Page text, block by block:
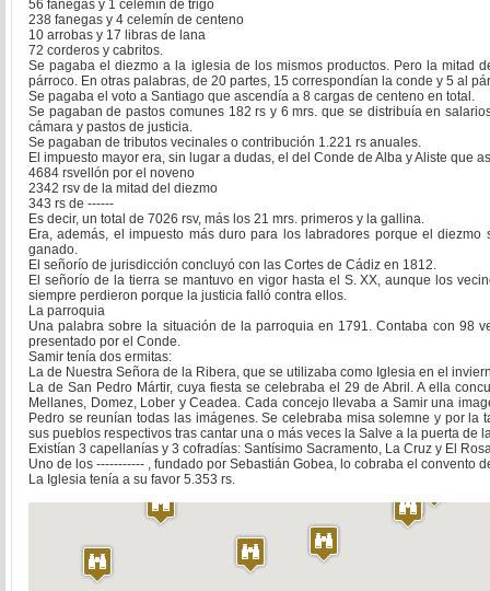
56 fanegas y 1 celemín de trigo
238 fanegas y 4 celemín de centeno
10 arrobas y 17 libras de lana
72 corderos y cabritos.
Se pagaba el diezmo a la iglesia de los mismos productos. Pero la mitad
párroco. En otras palabras, de 20 partes, 15 correspondían la conde y 5 al
Se pagaba el voto a Santiago que ascendía a 8 cargas de centeno en total.
Se pagaban de pastos comunes 182 rs y 6 mrs. que se distribuía en
cámara y pastos de justicia.
Se pagaban de tributos vecinales o contribución 1.221 rs anuales.
El impuesto mayor era, sin lugar a dudas, el del Conde de Alba y Aliste que
4684 rsvellón por el noveno
2342 rsv de la mitad del diezmo
343 rs de ------
Es decir, un total de 7026 rsv, más los 21 mrs. primeros y la gallina.
Era, además, el impuesto más duro para los labradores porque el
ganado.
El señorío de jurisdicción concluyó con las Cortes de Cádiz en 1812.
El señorío de la tierra se mantuvo en vigor hasta el S. XX, aunque los
siempre perdieron porque la justicia falló contra ellos.
La parroquia
Una palabra sobre la situación de la parroquia en 1791. Contaba con 98
presentado por el Conde.
Samir tenía dos ermitas:
La de Nuestra Señora de la Ribera, que se utilizaba como Iglesia en el
La de San Pedro Mártir, cuya fiesta se celebraba el 29 de Abril. A ella
Mellanes, Domez, Lober y Ceadea. Cada concejo llevaba a Samir una
Pedro se reunían todas las imágenes. Se celebraba misa solemne y por la
sus pueblos respectivos tras cantar una o más veces la Salve a la puerta de
Existían 3 capellanías y 3 cofradías: Santísimo Sacramento, La Cruz y El
Uno de los ----------- , fundado por Sebastián Gobea, lo cobraba el convento
La Iglesia tenía a su favor 5.353 rs.